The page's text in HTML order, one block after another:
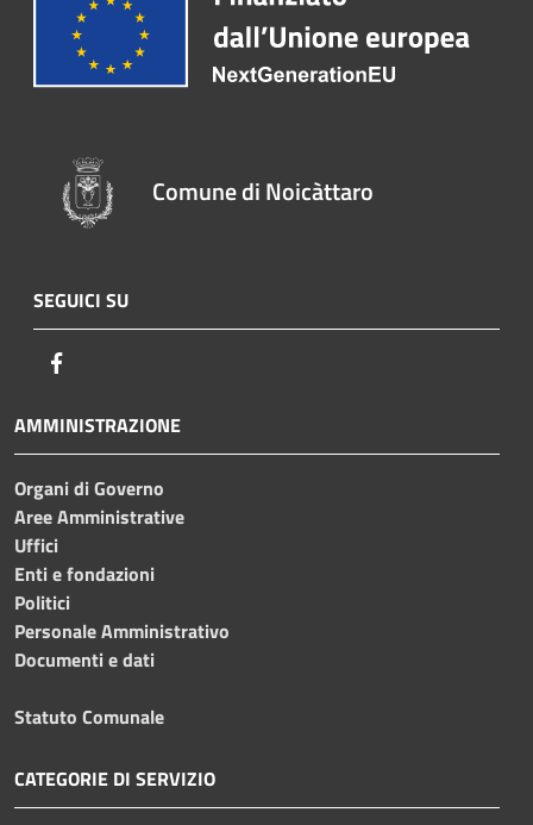
Comune di Noicàttaro
SEGUICI SU
AMMINISTRAZIONE
Organi di Governo
Aree Amministrative
Uffici
Enti e fondazioni
Politici
Personale Amministrativo
Documenti e dati
Statuto Comunale
CATEGORIE DI SERVIZIO